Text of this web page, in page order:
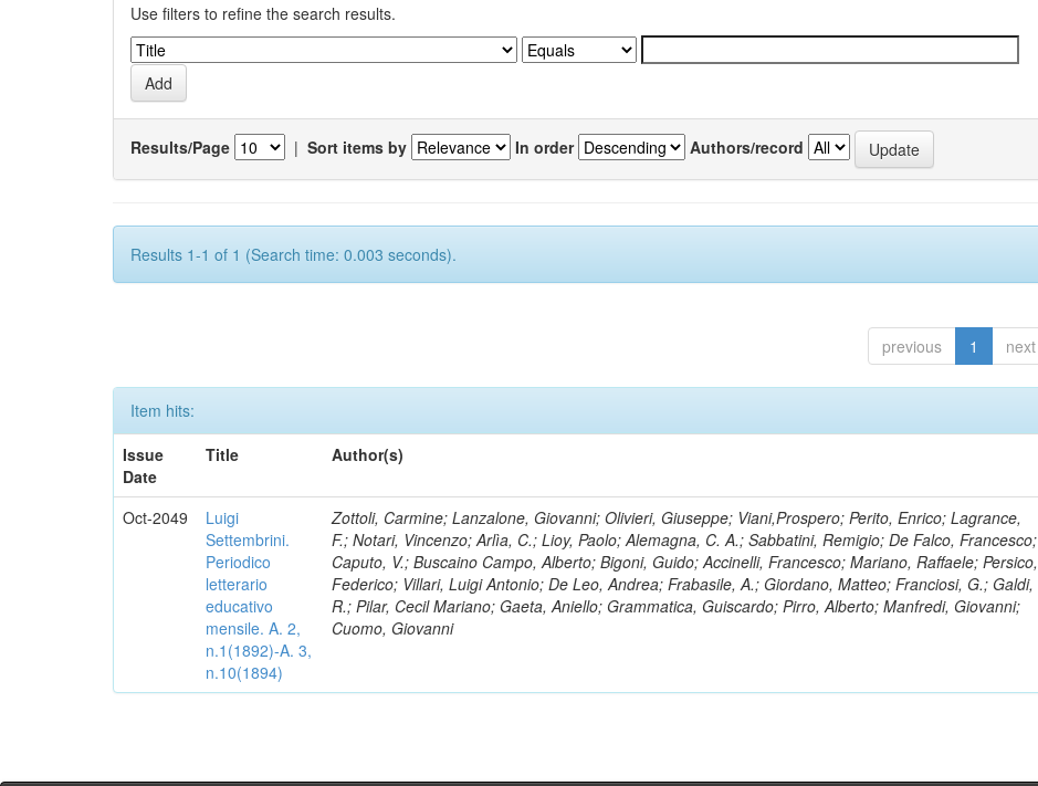
Use filters to refine the search results.
Results/Page | Sort items by In order Authors/record
Results 1-1 of 1 (Search time: 0.003 seconds).
previous 1 next
Item hits:
Issue
Date
Title Author(s)
Oct-2049
Luigi
Settembrini.
Periodico
letterario
educativo
mensile. A. 2,
n.1(1892)-A. 3,
n.10(1894)
Zottoli, Carmine; Lanzalone, Giovanni; Olivieri, Giuseppe; Viani,Prospero; Perito, Enrico; Lagrance,
F.; Notari, Vincenzo; Arlìa, C.; Lioy, Paolo; Alemagna, C. A.; Sabbatini, Remigio; De Falco, Francesco;
Caputo, V.; Buscaino Campo, Alberto; Bigoni, Guido; Accinelli, Francesco; Mariano, Raffaele; Persico,
Federico; Villari, Luigi Antonio; De Leo, Andrea; Frabasile, A.; Giordano, Matteo; Franciosi, G.; Galdi,
R.; Pilar, Cecil Mariano; Gaeta, Aniello; Grammatica, Guiscardo; Pirro, Alberto; Manfredi, Giovanni;
Cuomo, Giovanni